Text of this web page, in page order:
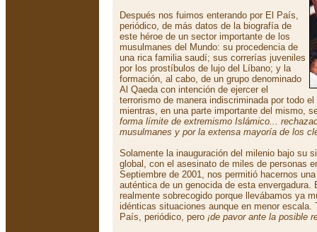
Después nos fuimos enterando por El País,
periódico, de más datos de la biografía de
este héroe de un sector importante de los
musulmanes del Mundo: su procedencia de
una rica familia saudí; sus correrías juveniles
por los prostíbulos de lujo del Líbano; y la
formación, al cabo, de un grupo denominado
Al Qaeda con intención de ejercer el
terrorismo de manera indiscriminada por todo
mientras, en una parte importante del mismo,
forma límite de extremismo Islámico...
musulmanes y por la extensa mayoría de los
Solamente la inauguración del milenio bajo su
global, con el asesinato de miles de personas
Septiembre de 2001, nos permitió hacernos
auténtica de un genocida de esta
realmente sobrecogido porque llevábamos ya
idénticas situaciones aunque en menor escala.
País, periódico, pero ¡de pavor ante la posible